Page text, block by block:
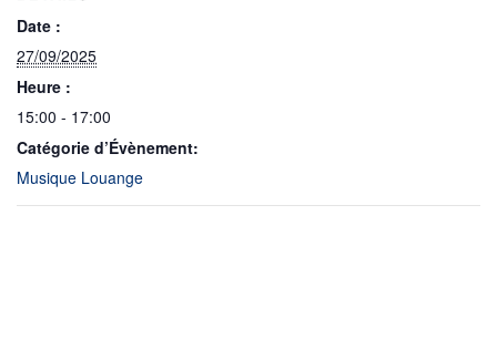
Date :
27/09/2025
Heure :
15:00 - 17:00
Catégorie d’Évènement:
Musique Louange